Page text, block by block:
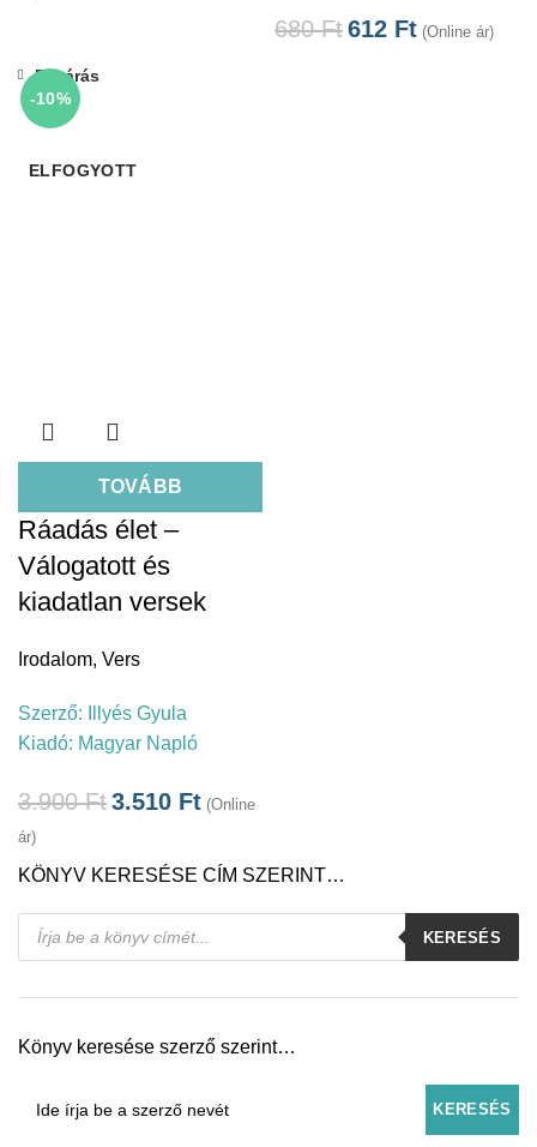
KÖNYV KERESÉSE CÍM SZERINT…
Products
search
KERESÉS
Könyv keresése szerző szerint…
680Ft612 Ft (Online ár)
-10%
ELFOGYOTT
TOVÁBB
Bezárás
Ráadás élet –
Válogatott és
kiadatlan versek
Irodalom, Vers
Szerző:
Illyés Gyula
Kiadó: Magyar Napló
3.900Ft3.510 Ft (Online
ár)